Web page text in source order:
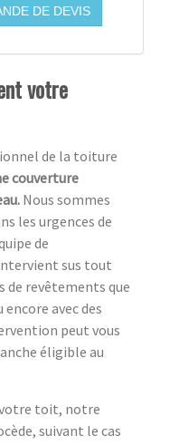
DE DEVIS
votre
de la toiture
couverture
Nous sommes
les urgences de
de
sus tout
revêtements que
encore avec des
peut vous
éligible au
toit, notre
suivant le cas